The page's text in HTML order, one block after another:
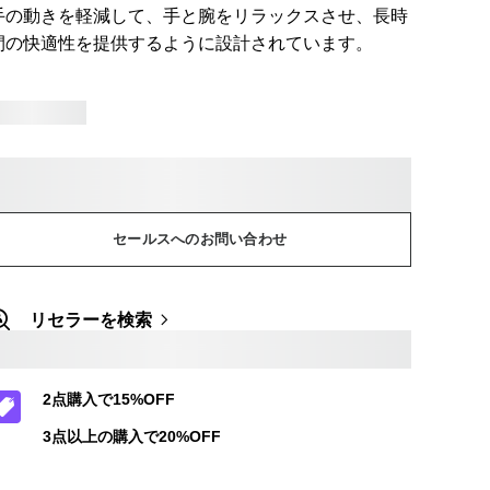
の動きを軽減して、手と腕をリラックスさせ、長時
の快適性を提供するように設計されています。
セールスへのお問い合わせ
リセラーを検索
2点購入で15%OFF
3点以上の購入で20%OFF